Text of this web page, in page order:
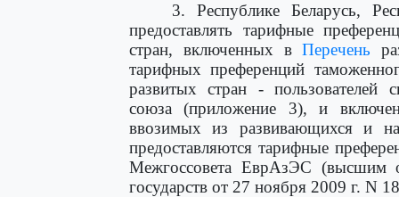
3. Республике Беларусь,
предоставлять тарифные
стран, включенных вПеречень
тарифных преференций
развитых стран - пользователей
союза (приложение 3), и
ввозимых из развивающихся и
предоставляются тарифные
Межгоссовета ЕврАзЭС (высшим
государств от 27 ноября 2009 г. N